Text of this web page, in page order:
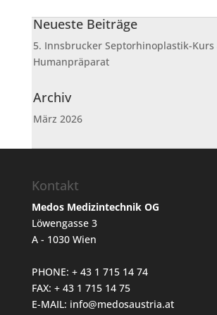
Neueste Beiträge
5. Innsbrucker Septorhinoplastik-Kurs
Humanpräparat
Archiv
März 2026
Kontakt
Medos Medizintechnik OG
Löwengasse 3
A - 1030 Wien
PHONE: + 43 1 715 14 74
FAX: + 43 1 715 14 75
E-MAIL: info@medosaustria.at